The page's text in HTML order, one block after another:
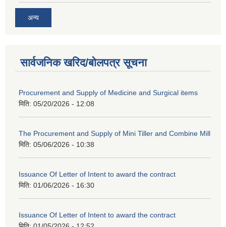
अन्य
सार्वजनिक खरिद/बोलपत्र सूचना
Procurement and Supply of Medicine and Surgical items
मिति: 05/20/2026 - 12:08
The Procurement and Supply of Mini Tiller and Combine Mill
मिति: 05/06/2026 - 10:38
Issuance Of Letter of Intent to award the contract
मिति: 01/06/2026 - 16:30
Issuance Of Letter of Intent to award the contract